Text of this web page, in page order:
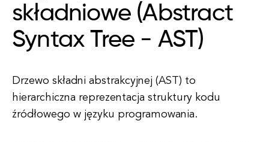
składniowe (Abstract
Syntax Tree - AST)
Drzewo składni abstrakcyjnej (AST) to
hierarchiczna reprezentacja struktury kodu
źródłowego w języku programowania.